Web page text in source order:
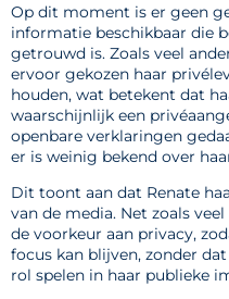
Op dit moment is er geen
informatie beschikbaar die
getrouwd is. Zoals veel
ervoor gekozen haar
houden, wat betekent dat
waarschijnlijk een
openbare verklaringen
er is weinig bekend over
Dit toont aan dat Renate
van de media. Net zoals
de voorkeur aan privacy,
focus kan blijven, zonder
rol spelen in haar publieke